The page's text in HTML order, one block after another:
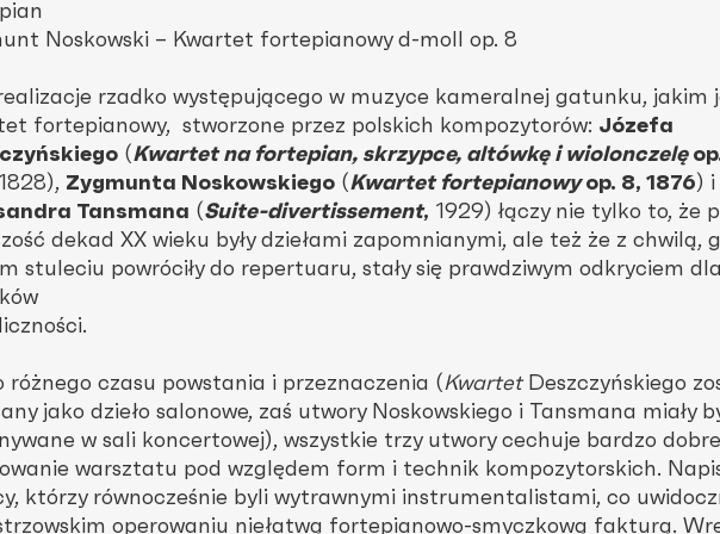
Noskowski – Kwartet fortepianowy d-moll op. 8
rzadko występującego w muzyce kameralnej gatunku, jakim
fortepianowy, stworzone przez polskich kompozytorów: Józefa
(Kwartet na fortepian, skrzypce, altówkę i wiolonczelę
Zygmunta Noskowskiego (Kwartet fortepianowyop. 8, 1876) i
Tansmana (Suite-divertissement, 1929) łączy nie tylko to, że
dekad XX wieku były dziełami zapomnianymi, ale też że z chwilą,
stuleciu powróciły do repertuaru, stały się prawdziwym odkryciem dla
różnego czasu powstania i przeznaczenia (KwartetDeszczyńskiego
jako dzieło salonowe, zaś utwory Noskowskiego i Tansmana miały
w sali koncertowej), wszystkie trzy utwory cechuje bardzo dobre
warsztatu pod względem form i technik kompozytorskich.
którzy równocześnie byli wytrawnymi instrumentalistami, co
operowaniu niełatwą fortepianowo-smyczkową fakturą.